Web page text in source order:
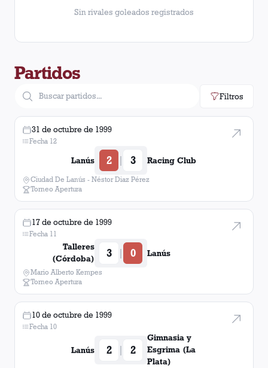
Estudiantes (La Plata)
River Plate
Sin rivales goleados registrados
Partidos
Filtros
31 de octubre de 1999
Fecha 12
Lanús 2 | 3 Racing Club
Ciudad De Lanús - Néstor Diaz Pérez
Torneo Apertura
17 de octubre de 1999
Fecha 11
Talleres
(Córdoba)
3 | 0 Lanús
Mario Alberto Kempes
Torneo Apertura
10 de octubre de 1999
Fecha 10
Lanús 2 | 2
Gimnasia y
Esgrima (La
Plata)